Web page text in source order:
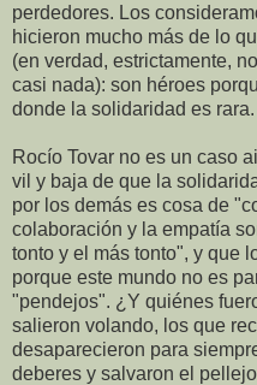
perdedores. Los
hicieron mucho más de lo
(en verdad, estrictamente,
casi nada): son héroes
donde la solidaridad es rara.
Rocío Tovar no es un caso
vil y baja de que la
por los demás es cosa de
colaboración y la empatía
tonto y el más tonto", y que
porque este mundo no es
"pendejos". ¿Y quiénes
salieron volando, los que
desaparecieron para
deberes y salvaron el